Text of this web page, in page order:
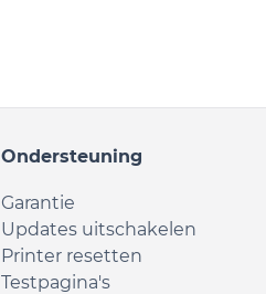
Ondersteuning
Garantie
Updates uitschakelen
Printer resetten
Testpagina's